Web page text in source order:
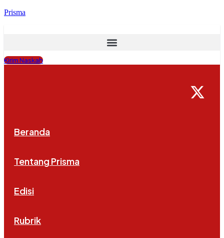
Prisma
Kirim Naskah
Beranda
Tentang Prisma
Edisi
Rubrik